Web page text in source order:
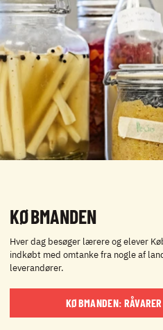
KØBMANDEN
Hver dag besøger lærere og elever
indkøbt med omtanke fra nogle af
leverandører.
KØBMANDEN: